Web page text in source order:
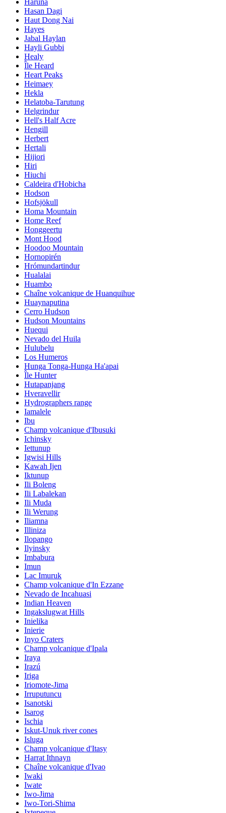
Hasan Dagi
Haut Dong Nai
Hayes
Jabal Haylan
Hayli Gubbi
Healy
Île Heard
Heart Peaks
Heimaey
Hekla
Helatoba-Tarutung
Helgrindur
Hell's Half Acre
Hengill
Herbert
Hertali
Hijiori
Hiri
Hiuchi
Caldeira d'Hobicha
Hodson
Hofsjökull
Homa Mountain
Home Reef
Honggeertu
Mont Hood
Hoodoo Mountain
Hornopirén
Hrómundartindur
Hualalai
Huambo
Chaîne volcanique de Huanquihue
Huaynaputina
Cerro Hudson
Hudson Mountains
Huequi
Nevado del Huila
Hulubelu
Los Humeros
Hunga Tonga-Hunga Ha'apai
Île Hunter
Hutapanjang
Hveravellir
Hydrographers range
Iamalele
Ibu
Champ volcanique d'Ibusuki
Ichinsky
Iettunup
Igwisi Hills
Kawah Ijen
Iktunup
Ili Boleng
Ili Labalekan
Ili Muda
Ili Werung
Iliamna
Illiniza
Ilopango
Ilyinsky
Imbabura
Imun
Lac Imuruk
Champ volcanique d'In Ezzane
Nevado de Incahuasi
Indian Heaven
Ingakslugwat Hills
Inielika
Inierie
Inyo Craters
Champ volcanique d'Ipala
Iraya
Irazú
Iriga
Iriomote-Jima
Irruputuncu
Isanotski
Isarog
Ischia
Iskut-Unuk river cones
Isluga
Champ volcanique d'Itasy
Harrat Ithnayn
Chaîne volcanique d'Ivao
Iwaki
Iwate
Iwo-Jima
Iwo-Tori-Shima